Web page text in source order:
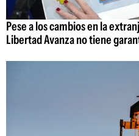
Pese a los cambios en la
Libertad Avanza no tiene